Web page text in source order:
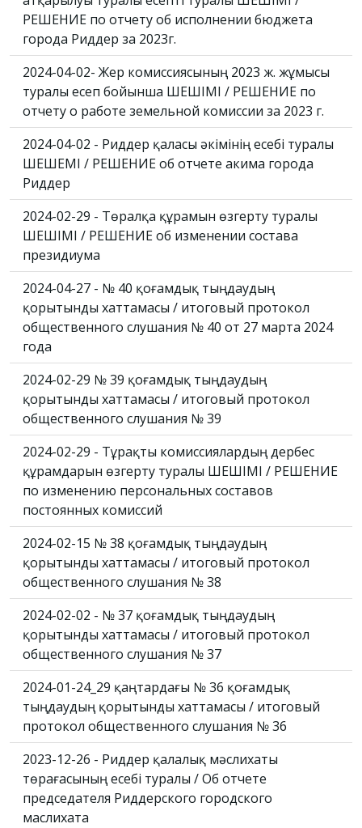
РЕШЕНИЕ по отчету об исполнении бюджета
города Риддер за 2023г.
2024-04-02- Жер комиссиясының 2023 ж. жұмысы
туралы есеп бойынша ШЕШІМІ / РЕШЕНИЕ по
отчету о работе земельной комиссии за 2023 г.
2024-04-02 - Риддер қаласы әкімінің есебі туралы
ШЕШЕМІ / РЕШЕНИЕ об отчете акима города
Риддер
2024-02-29 - Төралқа құрамын өзгерту туралы
ШЕШІМІ / РЕШЕНИЕ об изменении состава
президиума
2024-04-27 - № 40 қоғамдық тыңдаудың
қорытынды хаттамасы / итоговый протокол
общественного слушания № 40 от 27 марта 2024
года
2024-02-29 № 39 қоғамдық тыңдаудың
қорытынды хаттамасы / итоговый протокол
общественного слушания № 39
2024-02-29 - Тұрақты комиссиялардың дербес
құрамдарын өзгерту туралы ШЕШІМІ / РЕШЕНИЕ
по изменению персональных составов
постоянных комиссий
2024-02-15 № 38 қоғамдық тыңдаудың
қорытынды хаттамасы / итоговый протокол
общественного слушания № 38
2024-02-02 - № 37 қоғамдық тыңдаудың
қорытынды хаттамасы / итоговый протокол
общественного слушания № 37
2024-01-24_29 қаңтардағы № 36 қоғамдық
тыңдаудың қорытынды хаттамасы / итоговый
протокол общественного слушания № 36
2023-12-26 - Риддер қалалық мәслихаты
төрағасының есебі туралы / Об отчете
председателя Риддерского городского
маслихата